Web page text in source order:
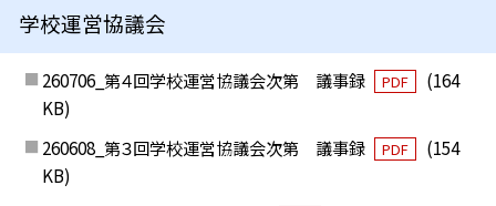
学校運営協議会
260706_第４回学校運営協議会次第 議事録 PDF
(164
KB)
260608_第３回学校運営協議会次第 議事録
PDF
(154
KB)